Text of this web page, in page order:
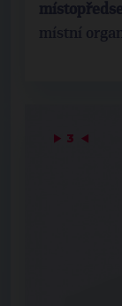
místní
▶ 3 ◀